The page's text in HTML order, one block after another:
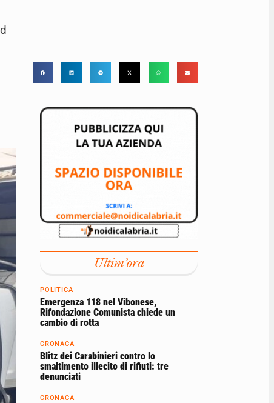
Ultim'ora
POLITICA
Emergenza 118 nel Vibonese,
Rifondazione Comunista chiede un
cambio di rotta
CRONACA
Blitz dei Carabinieri contro lo
smaltimento illecito di rifiuti: tre
denunciati
CRONACA